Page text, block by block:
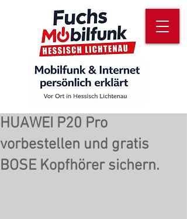
HUAWEI P20 Pro
vorbestellen und gratis
BOSE Kopfhörer sichern.